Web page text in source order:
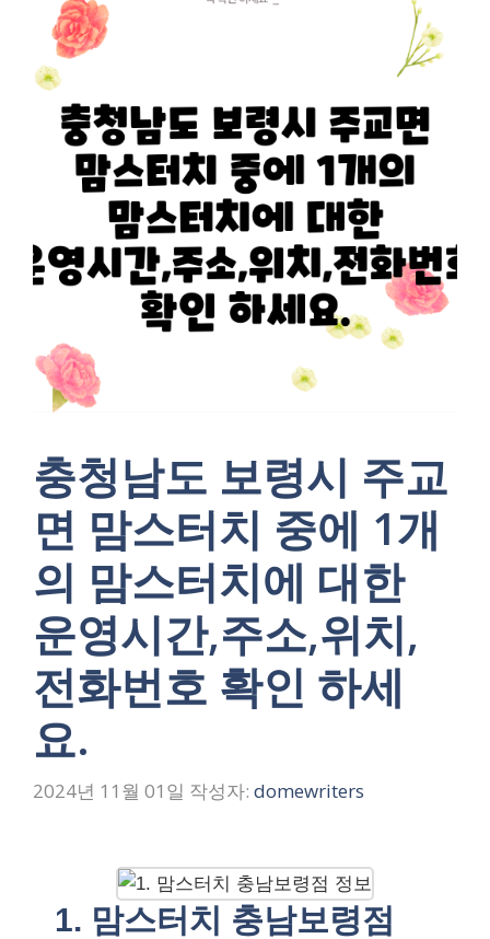
충청남도 보령시 주교
면 맘스터치 중에 1개
의 맘스터치에 대한
운영시간,주소,위치,
전화번호 확인 하세
요.
2024년 11월 01일 작성자: domewriters
1. 맘스터치 충남보령점